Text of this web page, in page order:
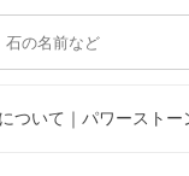
いて｜パワーストー